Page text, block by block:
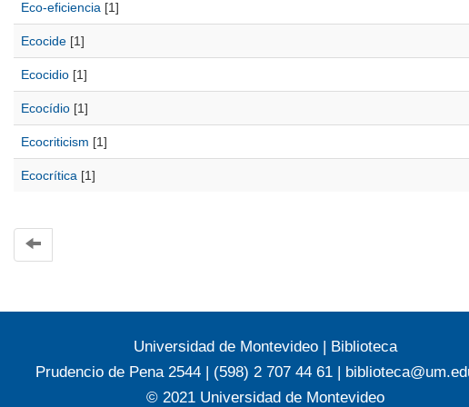
Eco-eficiencia [1]
Ecocide[1]
Ecocidio[1]
Ecocídio[1]
Ecocriticism [1]
Ecocrítica [1]
Universidad de Montevideo | Biblioteca
Prudencio de Pena 2544 | (598) 2 707 44 61 |
© 2021 Universidad de Montevideo